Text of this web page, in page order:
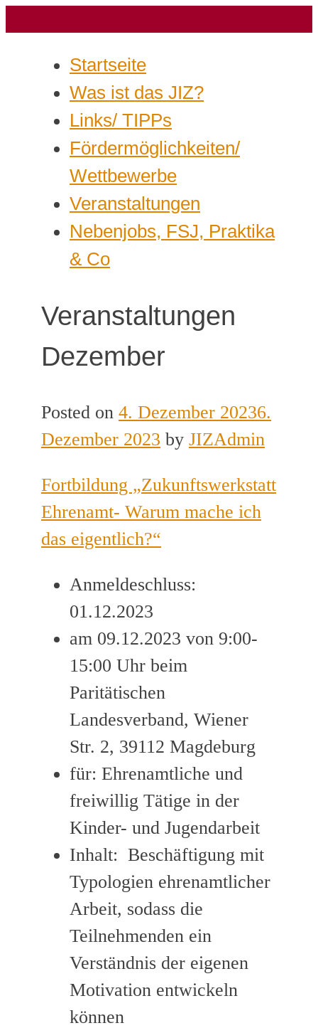
Startseite
Was ist das JIZ?
Links/ TIPPs
Fördermöglichkeiten/
Wettbewerbe
Veranstaltungen
Nebenjobs, FSJ, Praktika
& Co
Veranstaltungen
Dezember
Posted on 4. Dezember 20236.
Dezember 2023 by JIZAdmin
Fortbildung „Zukunftswerkstatt
Ehrenamt- Warum mache ich
das eigentlich?“
Anmeldeschluss:
01.12.2023
am 09.12.2023 von 9:00-
15:00 Uhr beim
Paritätischen
Landesverband, Wiener
Str. 2, 39112 Magdeburg
für: Ehrenamtliche und
freiwillig Tätige in der
Kinder- und Jugendarbeit
Inhalt: Beschäftigung mit
Typologien ehrenamtlicher
Arbeit, sodass die
Teilnehmenden ein
Verständnis der eigenen
Motivation entwickeln
können